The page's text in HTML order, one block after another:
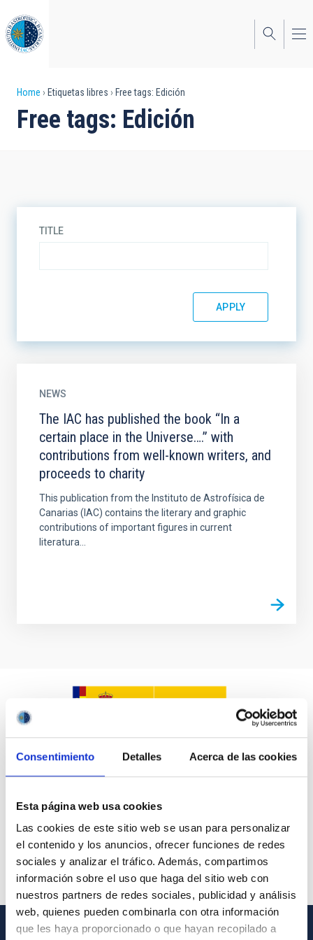
Consentimiento Detalles Acerca de las cookies
Esta página web usa cookies
Las cookies de este sitio web se usan para personalizar
el contenido y los anuncios, ofrecer funciones de redes
sociales y analizar el tráfico. Además, compartimos
información sobre el uso que haga del sitio web con
nuestros partners de redes sociales, publicidad y análisis
web, quienes pueden combinarla con otra información
que les haya proporcionado o que hayan recopilado a
to
main
content
Breadcrumb
Home Etiquetas libres Free tags: Edición
Free tags: Edición
TITLE
NEWS
The IAC has published the book “In a
certain place in the Universe….” with
contributions from well-known writers, and
proceeds to charity
This publication from the Instituto de Astrofísica de
Canarias (IAC) contains the literary and graphic
contributions of important figures in current
literatura...